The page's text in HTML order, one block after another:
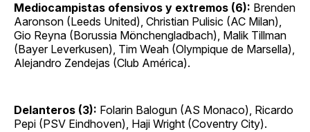
Mediocampistas ofensivos y extremos (6): Brenden
Aaronson (Leeds United), Christian Pulisic (AC Milan),
Gio Reyna (Borussia Mönchengladbach), Malik Tillman
(Bayer Leverkusen), Tim Weah (Olympique de Marsella),
Alejandro Zendejas (Club América).
Delanteros (3): Folarin Balogun (AS Monaco), Ricardo
Pepi (PSV Eindhoven), Haji Wright (Coventry City).